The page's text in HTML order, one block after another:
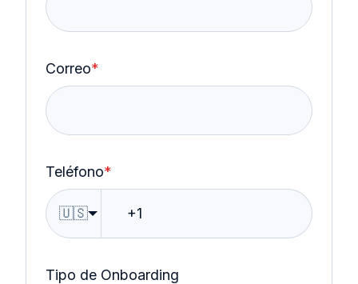
Correo*
Teléfono*
🇺🇸
Tipo de Onboarding